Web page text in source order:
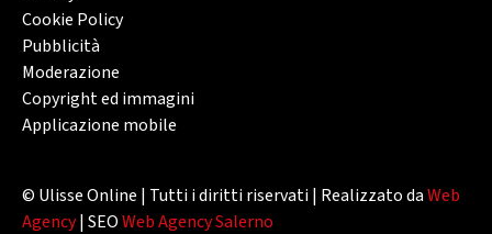
Cookie Policy
Pubblicità
Moderazione
Copyright ed immagini
Applicazione mobile
© Ulisse Online | Tutti i diritti riservati | Realizzato daWeb
Agency| SEOWeb Agency Salerno